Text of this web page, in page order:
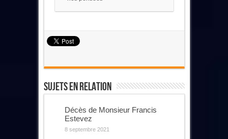
Sujets En Relation
Décès de Monsieur Francis
Estevez
8 septembre 2021